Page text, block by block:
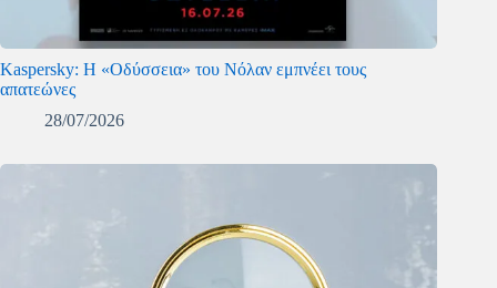
Kaspersky: Η «Οδύσσεια» του Νόλαν εμπνέει τους
απατεώνες
28/07/2026